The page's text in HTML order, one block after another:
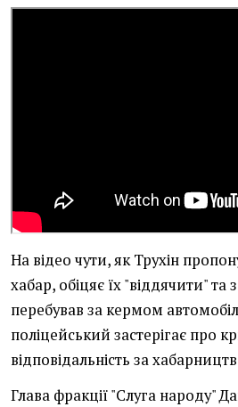
На відео чути, як Трухін
хабар, обіцяє їх "віддячити" та
перебував за кермом
поліцейський застерігає про
відповідальність за
Глава фракції "Слуга народу"